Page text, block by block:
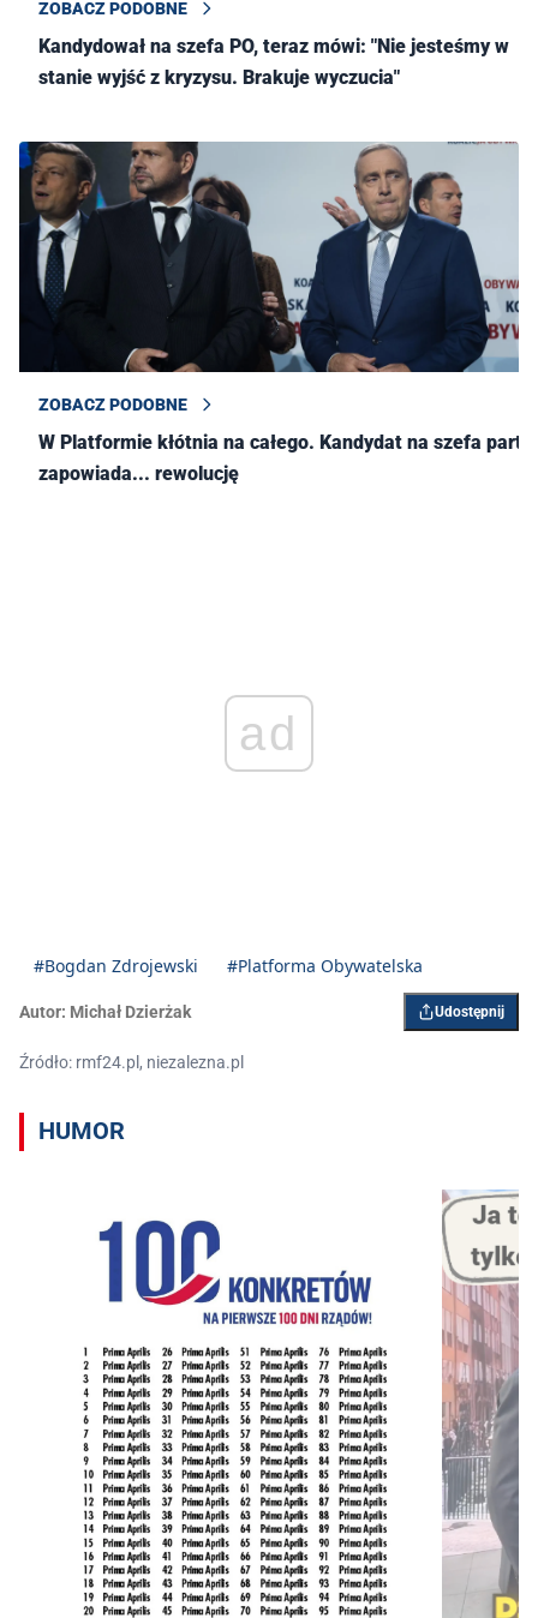
ZOBACZ PODOBNE
Kandydował na szefa PO, teraz mówi: "Nie jesteśmy w
stanie wyjść z kryzysu. Brakuje wyczucia"
ZOBACZ PODOBNE
W Platformie kłótnia na całego. Kandydat na szefa partii
zapowiada... rewolucję
ad
#Bogdan Zdrojewski #Platforma Obywatelska
Autor: Michał Dzierżak Udostępnij
Źródło: rmf24.pl, niezalezna.pl
HUMOR